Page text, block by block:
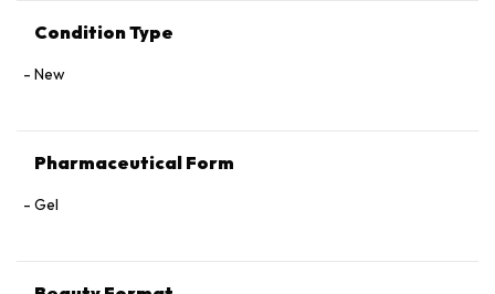
Condition Type
New
Pharmaceutical Form
Gel